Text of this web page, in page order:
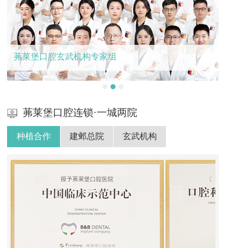
茀莱堡口腔玄武机构专家组
茀莱堡口腔连锁·一城两院
种植合作 建邺总院 玄武机构